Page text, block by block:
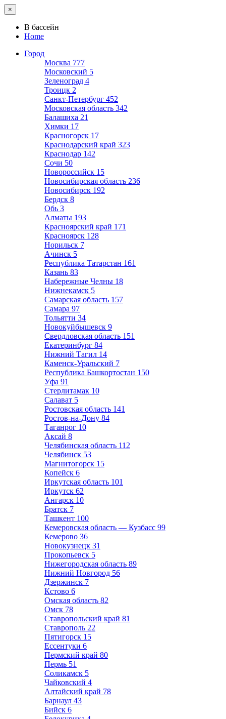
×
В бассейн
Home
Город
Москва 777
Московский 5
Зеленоград 4
Троицк 2
Санкт-Петербург 452
Московская область 342
Балашиха 21
Химки 17
Красногорск 17
Краснодарский край 323
Краснодар 142
Сочи 50
Новороссийск 15
Новосибирская область 236
Новосибирск 192
Бердск 8
Обь 3
Алматы 193
Красноярский край 171
Красноярск 128
Норильск 7
Ачинск 5
Республика Татарстан 161
Казань 83
Набережные Челны 18
Нижнекамск 5
Самарская область 157
Самара 97
Тольятти 34
Новокуйбышевск 9
Свердловская область 151
Екатеринбург 84
Нижний Тагил 14
Каменск-Уральский 7
Республика Башкортостан 150
Уфа 91
Стерлитамак 10
Салават 5
Ростовская область 141
Ростов-на-Дону 84
Таганрог 10
Аксай 8
Челябинская область 112
Челябинск 53
Магнитогорск 15
Копейск 6
Иркутская область 101
Иркутск 62
Ангарск 10
Братск 7
Ташкент 100
Кемеровская область — Кузбасс 99
Кемерово 36
Новокузнецк 31
Прокопьевск 5
Нижегородская область 89
Нижний Новгород 56
Дзержинск 7
Кстово 6
Омская область 82
Омск 78
Ставропольский край 81
Ставрополь 22
Пятигорск 15
Ессентуки 6
Пермский край 80
Пермь 51
Соликамск 5
Чайковский 4
Алтайский край 78
Барнаул 43
Бийск 6